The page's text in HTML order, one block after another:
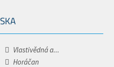
Vlastivědná a...
Horáčan